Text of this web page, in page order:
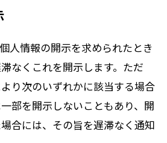
人情報の開示を求められたとき
なくこれを開示します。ただ
り次のいずれかに該当する場合
部を開示しないこともあり、開
合には、その旨を遅滞なく通知